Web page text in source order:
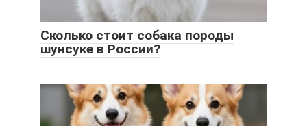
Сколько стоит собака породы
шунсуке в России?